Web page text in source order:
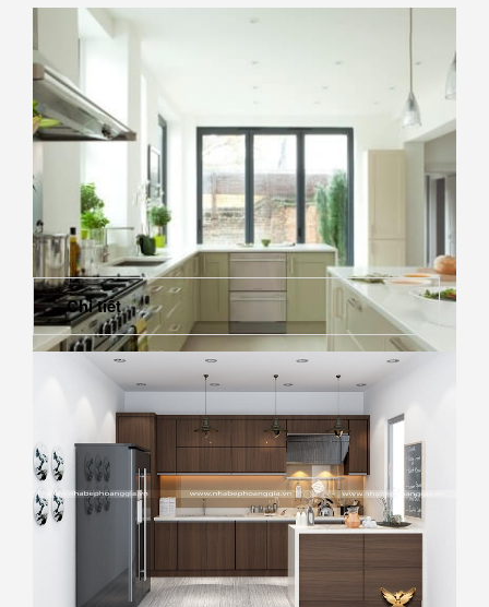
Nội thất năng động căn hộ 40m2 với sắc màu cam
Nhà bếp hiện đại với sắc màu xanh oliu
Chi tiết